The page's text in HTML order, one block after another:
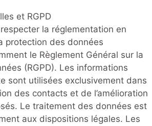
et RGPD
respecter la réglementation en
protection des données
le Règlement Général sur la
(RGPD). Les informations
sont utilisées exclusivement dans
des contacts et de l’amélioration
Le traitement des données est
aux dispositions légales. Les